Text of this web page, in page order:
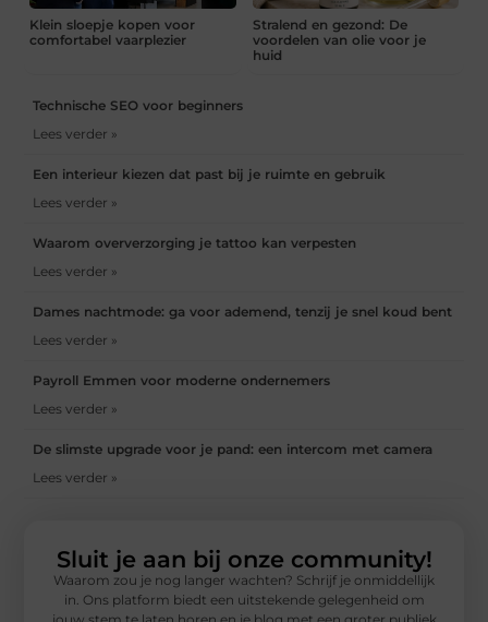
Klein sloepje kopen voor
comfortabel vaarplezier
Stralend en gezond: De
voordelen van olie voor je
huid
Technische SEO voor beginners
Lees verder »
Een interieur kiezen dat past bij je ruimte en gebruik
Lees verder »
Waarom oververzorging je tattoo kan verpesten
Lees verder »
Dames nachtmode: ga voor ademend, tenzij je snel koud bent
Lees verder »
Payroll Emmen voor moderne ondernemers
Lees verder »
De slimste upgrade voor je pand: een intercom met camera
Lees verder »
Sluit je aan bij onze community!
Waarom zou je nog langer wachten? Schrijf je onmiddellijk
in. Ons platform biedt een uitstekende gelegenheid om